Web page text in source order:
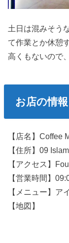
土日は混みそう
て作業とか休憩
高くもないので
お店の情報
【店名】Coffee
【住所】09
【アクセス】
【営業時間】
【メニュー】ア
【地図】